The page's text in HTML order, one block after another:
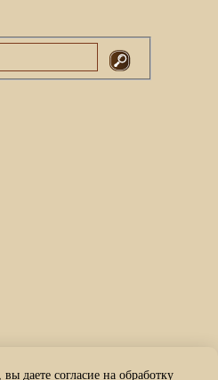
даете согласие на обработку